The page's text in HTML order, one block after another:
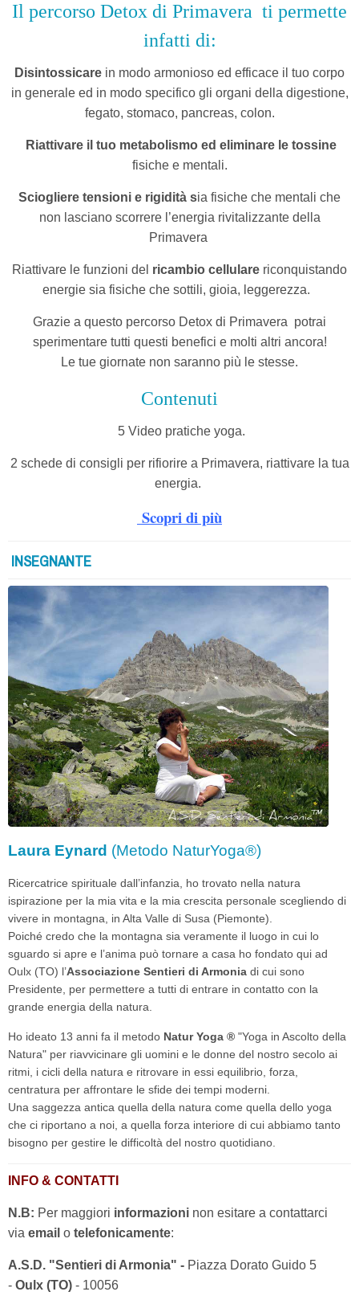
Il percorso Detox di Primavera ti permette
infatti di:
Disintossicare in modo armonioso ed efficace il tuo corpo
in generale ed in modo specifico gli organi della digestione,
fegato, stomaco, pancreas, colon.
Riattivare il tuo metabolismo ed eliminare le tossine
fisiche e mentali.
Sciogliere tensioni e rigidità sia fisiche che mentali che
non lasciano scorrere l’energia rivitalizzante della
Primavera
Riattivare le funzioni del ricambio cellulare riconquistando
energie sia fisiche che sottili, gioia, leggerezza.
Grazie a questo percorso Detox di Primavera potrai
sperimentare tutti questi benefici e molti altri ancora!
Le tue giornate non saranno più le stesse.
Contenuti
5 Video pratiche yoga.
2 schede di consigli per rifiorire a Primavera, riattivare la tua
energia.
Scopri di più
INSEGNANTE
Laura Eynard (Metodo NaturYoga®)
Ricercatrice spirituale dall’infanzia, ho trovato nella natura
ispirazione per la mia vita e la mia crescita personale scegliendo di
vivere in montagna, in Alta Valle di Susa (Piemonte).
Poiché credo che la montagna sia veramente il luogo in cui lo
sguardo si apre e l’anima può tornare a casa ho fondato qui ad
Oulx (TO) l’Associazione Sentieri di Armonia di cui sono
Presidente, per permettere a tutti di entrare in contatto con la
grande energia della natura.
Ho ideato 13 anni fa il metodo Natur Yoga ® "Yoga in Ascolto della
Natura" per riavvicinare gli uomini e le donne del nostro secolo ai
ritmi, i cicli della natura e ritrovare in essi equilibrio, forza,
centratura per affrontare le sfide dei tempi moderni.
Una saggezza antica quella della natura come quella dello yoga
che ci riportano a noi, a quella forza interiore di cui abbiamo tanto
bisogno per gestire le difficoltà del nostro quotidiano.
INFO & CONTATTI
N.B: Per maggiori informazioni non esitare a contattarci
via email o telefonicamente:
A.S.D. "Sentieri di Armonia" - Piazza Dorato Guido 5
- Oulx (TO) - 10056